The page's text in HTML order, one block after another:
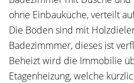
ohne Einbauküche, verteilt
Die Böden sind mit
Badezimmmer, dieses ist
Beheizt wird die Immobilie
Etagenheizung, welche